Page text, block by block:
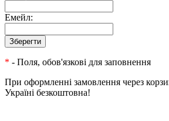
Емейл:
* - Поля, обов'язкові для заповнення
При оформленні замовлення через
Україні безкоштовна!